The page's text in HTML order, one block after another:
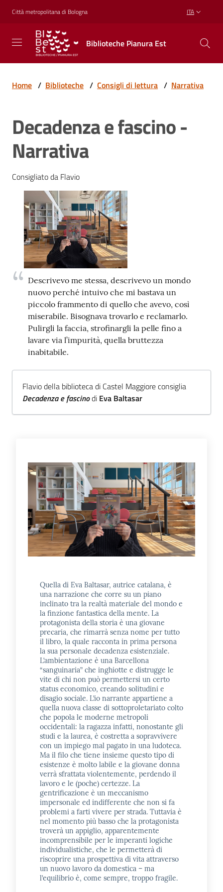
Vai al contenuto
Vai alla navigazione
Vai al footer
Città metropolitana di Bologna ITA
Biblioteche Pianura Est
Biblioteche
Pianura
Est
CREARE,
RICREARSI
Biblioteche
Cosa
offriamo
Trova
libri
film
Calendario
Online
Bambini
e
cataloghi
Chiedi al
bibliotecario
Home / Biblioteche / Consigli di lettura / Narrativa
Decadenza e fascino -
Narrativa
Consigliato da Flavio
Descrivevo me stessa, descrivevo un mondo
nuovo perché intuivo che mi bastava un
piccolo frammento di quello che avevo, così
miserabile. Bisognava trovarlo e reclamarlo.
Pulirgli la faccia, strofinargli la pelle fino a
lavare via l’impurità, quella bruttezza
inabitabile.
Flavio della biblioteca di Castel Maggiore consiglia
Decadenza e fascinodi Eva Baltasar
Quella di Eva Baltasar, autrice catalana, è
una narrazione che corre su un piano
inclinato tra la realtà materiale del mondo e
la finzione fantastica della mente. La
protagonista della storia è una giovane
precaria, che rimarrà senza nome per tutto
il libro, la quale racconta in prima persona
la sua personale decadenza esistenziale.
L’ambientazione è una Barcellona
“sanguinaria” che inghiotte e distrugge le
vite di chi non può permettersi un certo
status economico, creando solitudini e
disagio sociale. L’io narrante appartiene a
quella nuova classe di sottoproletariato colto
che popola le moderne metropoli
occidentali: la ragazza infatti, nonostante gli
studi e la laurea, è costretta a sopravvivere
con un impiego mal pagato in una ludoteca.
Ma il filo che tiene insieme questo tipo di
esistenze è molto labile e la giovane donna
verrà sfrattata violentemente, perdendo il
lavoro e le (poche) certezze. La
gentrificazione è un meccanismo
impersonale ed indifferente che non si fa
problemi a farti vivere per strada. Tuttavia è
nel momento più basso che la protagonista
troverà un appiglio, apparentemente
incomprensibile per le imperanti logiche
individualistiche, che le permetterà di
riscoprire una prospettiva di vita attraverso
un nuovo lavoro da domestica – ma
l’equilibrio è, come sempre, troppo fragile.